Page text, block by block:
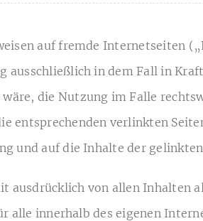
auf fremde Internetseiten
ausschließlich in dem Fall in
die Nutzung im Falle
entsprechenden verlinkten
und auf die Inhalte der
ausdrücklich von allen Inhalten
alle innerhalb des eigenen